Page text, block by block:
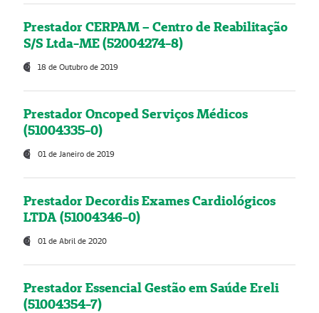
Prestador CERPAM – Centro de Reabilitação
S/S Ltda-ME (52004274-8)
18 de Outubro de 2019
Prestador Oncoped Serviços Médicos
(51004335-0)
01 de Janeiro de 2019
Prestador Decordis Exames Cardiológicos
LTDA (51004346-0)
01 de Abril de 2020
Prestador Essencial Gestão em Saúde Ereli
(51004354-7)